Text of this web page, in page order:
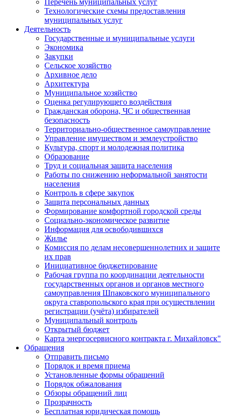
Перечень муниципальных услуг
Технологические схемы предоставления
муниципальных услуг
Деятельность
Государственные и муниципальные услуги
Экономика
Закупки
Сельское хозяйство
Архивное дело
Архитектура
Муниципальное хозяйство
Оценка регулирующего воздействия
Гражданская оборона, ЧС и общественная
безопасность
Территориально-общественное самоуправление
Управление имуществом и землеустройство
Культура, спорт и молодежная политика
Образование
Труд и социальная защита населения
Работы по снижению неформальной занятости
населения
Контроль в сфере закупок
Защита персональных данных
Формирование комфортной городской среды
Социально-экономическое развитие
Информация для освободившихся
Жилье
Комиссия по делам несовершеннолетних и защите
их прав
Инициативное бюджетирование
Рабочая группа по координации деятельности
государственных органов и органов местного
самоуправления Шпаковского муниципального
округа ставропольского края при осуществлении
регистрации (учёта) избирателей
Муниципальный контроль
Открытый бюджет
Карта энергосервисного контракта г. Михайловск"
Обращения
Отправить письмо
Порядок и время приема
Установленные формы обращений
Порядок обжалования
Обзоры обращений лиц
Прозрачность
Бесплатная юридическая помощь